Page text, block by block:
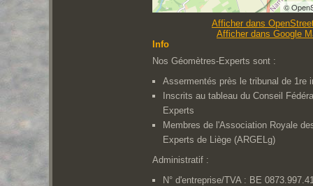
©
Afficher dans
Afficher dans Google
Info
Nos Géomètres-Experts sont :
Assermentés près le tribunal de 1re
Inscrits au tableau du Conseil
Experts
Membres de l'Association Royale
Experts de Liège (ARGELg)
Administratif :
N° d'entreprise/TVA : BE